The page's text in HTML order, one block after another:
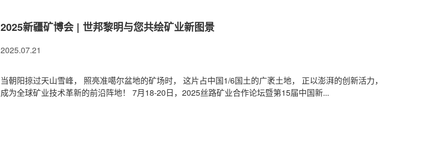
2025新疆矿博会 | 世邦黎明与您共绘矿业新图景
2025.07.21
当朝阳掠过天山雪峰， 照亮准噶尔盆地的矿场时， 这片占中国1/6国土的广袤土地， 正以澎湃的创新活力，
成为全球矿业技术革新的前沿阵地！ 7月18-20日，2025丝路矿业合作论坛暨第15届中国新...